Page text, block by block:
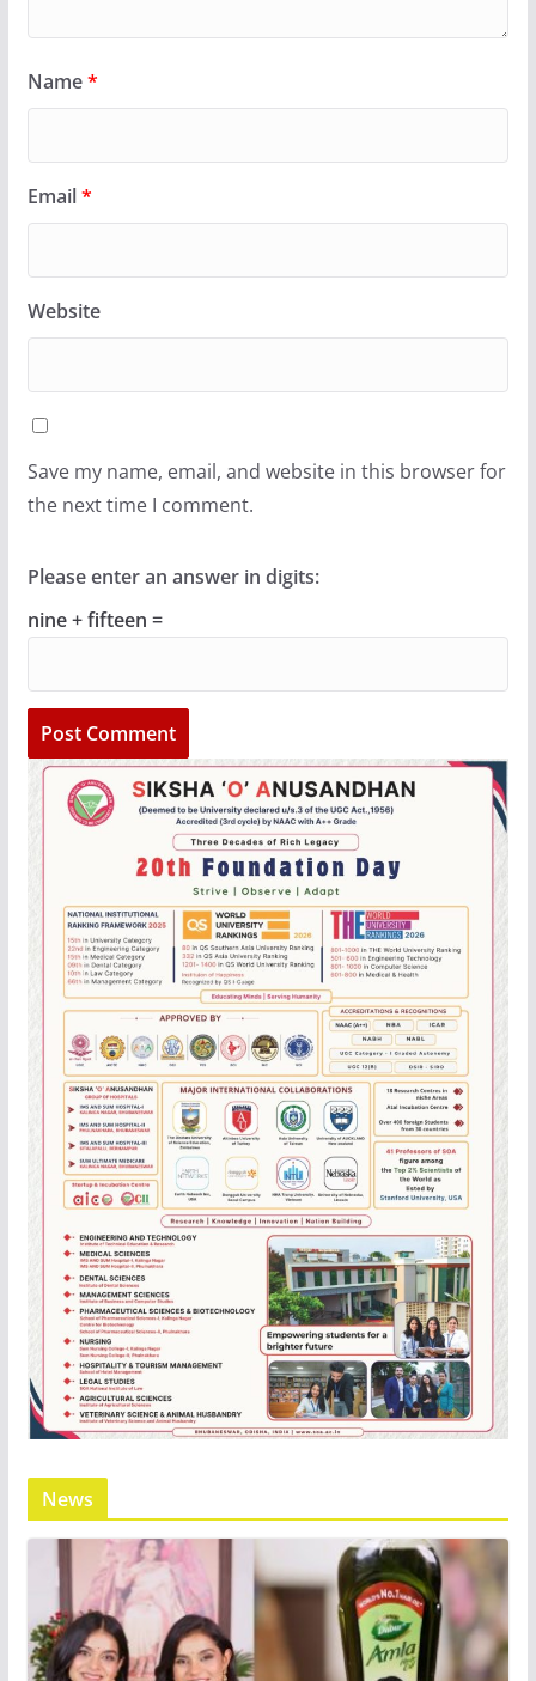
Name*
Email*
Website
Save my name, email, and website in this browser for
the next time I comment.
Please enter an answer in digits:
nine + fifteen =
News